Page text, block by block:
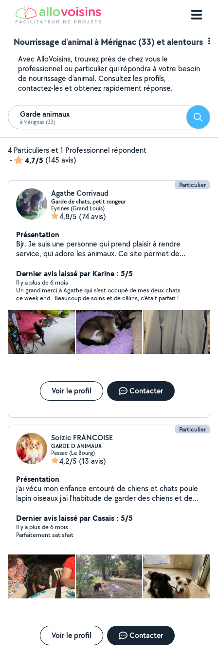
Nourrissage d'animal à Mérignac (33) et alentours
Avec AlloVoisins, trouvez près de chez vous le
professionnel ou particulier qui répondra à votre besoin
de nourrissage d'animal. Consultez les profils,
contactez-les et obtenez rapidement réponse.
Garde animaux
à Mérignac (33)
4 Particuliers et 1 Professionnel répondent
-
4,7/5 (145 avis)
Particulier
Agathe Corrivaud
Garde de chats, petit rongeur
Eysines (Grand Louis)
4,8/5 (74 avis)
Présentation
Bjr. Je suis une personne qui prend plaisir à rendre
service, qui adore les animaux. Ce site permet de
intéressantes. Au quotidien, je travaille dans un élevage
de chiens, je m'occupe de chats, je repasse chez moi,
et je prends soin de 2 enfants en périscolaire. Crdlt
Agathe
Dernier avis laissé par Karine : 5/5
Il y a plus de 6 mois
Un grand merci à Agathe qui s'est occupé de mes deux chats
ce week end . Beaucoup de soins et de câlins, c'était parfait ! Je
Voir le profil Contacter
Particulier
Soizic FRANCOISE
GARDE D ANIMAUX
Pessac (Le Bourg)
4,2/5 (13 avis)
Présentation
j'ai vécu mon enfance entouré de chiens et chats poule
lapin oiseaux j'ai l'habitude de garder des chiens et de
pessac avec un jardin de 1000 m2
Dernier avis laissé par Casais : 5/5
Il y a plus de 6 mois
Parfaitement satisfait
Voir le profil Contacter